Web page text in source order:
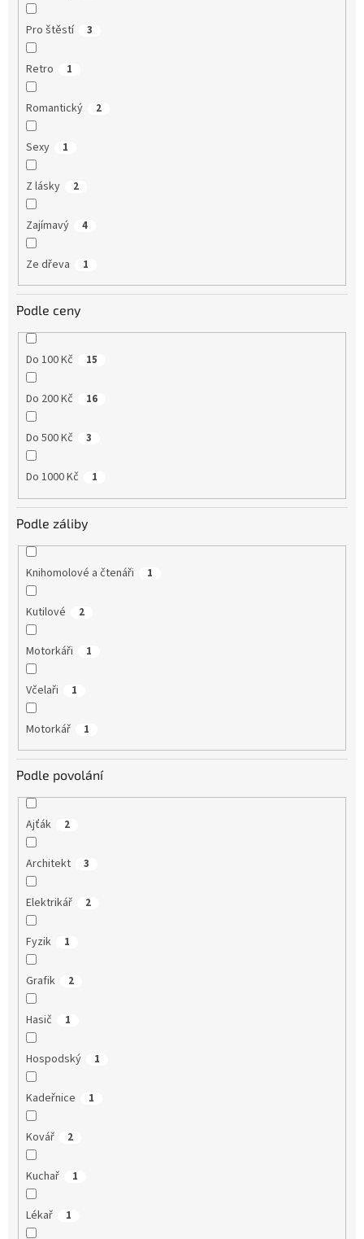
Pro štěstí 3
Retro 1
Romantický 2
Sexy 1
Z lásky 2
Zajímavý 4
Ze dřeva 1
Podle ceny
Do 100 Kč 15
Do 200 Kč 16
Do 500 Kč 3
Do 1000 Kč 1
Podle záliby
Knihomolové a čtenáři 1
Kutilové 2
Motorkáři 1
Včelaři 1
Motorkář 1
Podle povolání
Ajťák 2
Architekt 3
Elektrikář 2
Fyzik 1
Grafik 2
Hasič 1
Hospodský 1
Kadeřnice 1
Kovář 2
Kuchař 1
Lékař 1